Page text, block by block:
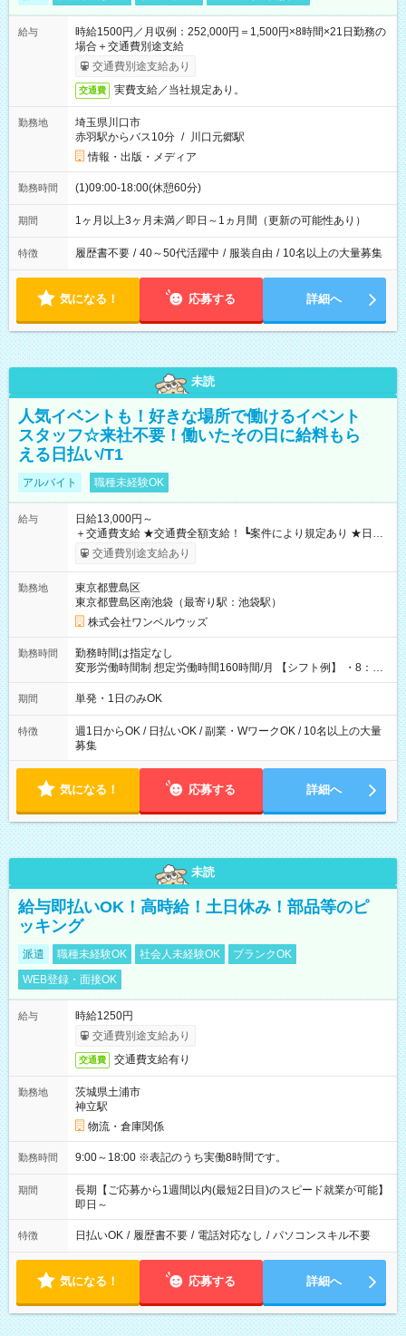
給与
時給1500円／月収例：252,000円＝1,500円×8時間×21日勤務の
場合＋交通費別途支給
交通費別途支給あり
交通費 実費支給／当社規定あり。
勤務地
埼玉県川口市
赤羽駅からバス10分 / 川口元郷駅
情報・出版・メディア
勤務時間 (1)09:00-18:00(休憩60分)
期間 1ヶ月以上3ヶ月未満／即日～1ヵ月間（更新の可能性あり）
特徴 履歴書不要 / 40～50代活躍中 / 服装自由 / 10名以上の大量募集
気になる！ 応募する 詳細へ
未読
人気イベントも！好きな場所で働けるイベント
スタッフ☆来社不要！働いたその日に給料もら
える日払い/T1
アルバイト 職種未経験OK
給与
日給13,000円～
＋交通費支給 ★交通費全額支給！ ┗案件により規定あり ★日払
いOK！（規定あり） ┗働いたその日に現金GET♪ お仕事後はコ
ンビニATMから 日払い分を引き落とせます！ 【試用期間】試
交通費別途支給あり
勤務地
東京都豊島区
東京都豊島区南池袋（最寄り駅：池袋駅）
株式会社ワンベルウッズ
勤務時間
勤務時間は指定なし
変形労働時間制 想定労働時間160時間/月 【シフト例】 ・8：00
～21：00
期間 単発・1日のみOK
特徴
週1日からOK / 日払いOK / 副業・WワークOK / 10名以上の大量
募集
気になる！ 応募する 詳細へ
未読
給与即払いOK！高時給！土日休み！部品等のピ
ッキング
派遣 職種未経験OK 社会人未経験OK
ブランクOK
WEB登録・面接OK
給与
時給1250円
交通費別途支給あり
交通費 交通費支給有り
勤務地
茨城県土浦市
神立駅
物流・倉庫関係
勤務時間 9:00～18:00 ※表記のうち実働8時間です。
期間
長期【ご応募から1週間以内(最短2日目)のスピード就業が可能】
即日～
特徴 日払いOK / 履歴書不要 / 電話対応なし / パソコンスキル不要
気になる！ 応募する 詳細へ